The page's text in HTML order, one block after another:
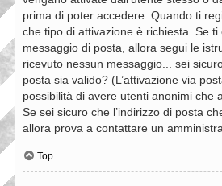
prima di poter accedere. Quando ti
che tipo di attivazione è richiesta. Se ti
messaggio di posta, allora segui le
ricevuto nessun messaggio... sei
posta sia valido? (L’attivazione via
possibilità di avere utenti anonimi che
Se sei sicuro che l’indirizzo di posta
allora prova a contattare un
Top